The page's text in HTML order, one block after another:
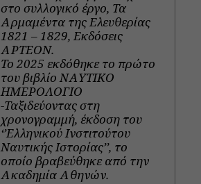
στο συλλογικό έργο, Τα
Αρμαμέντα της Ελευθερίας
1821 – 1829, Εκδόσεις
ΑΡΤΕΟΝ.
Το 2025 εκδόθηκε το πρώτο
του βιβλίο ΝΑΥΤΙΚΟ
ΗΜΕΡΟΛΟΓΙΟ
-Ταξιδεύοντας στη
χρονογραμμή, έκδοση του
‘’Ελληνικού Ινστιτούτου
Ναυτικής Ιστορίας’’, το
οποίο βραβεύθηκε από την
Ακαδημία Αθηνών.